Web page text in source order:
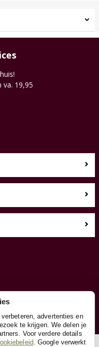
va. 19,95
advertenties en
te krijgen. We delen je
Voor verdere details
. Google verwerkt